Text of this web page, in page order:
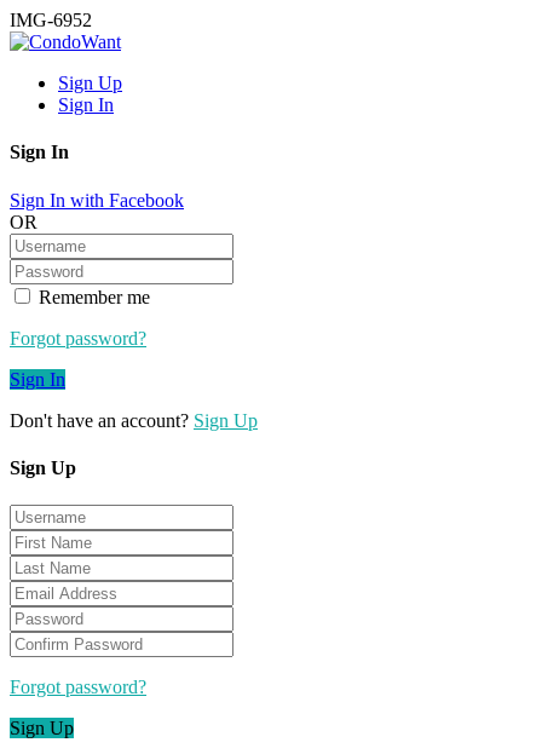
IMG-6952
Sign Up
Sign In
Sign In
Sign In with Facebook
OR
Remember me
Forgot password?
Sign In
Don't have an account? Sign Up
Sign Up
Forgot password?
Sign Up